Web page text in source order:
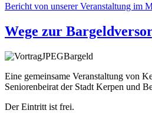
Bericht von unserer Veranstaltung im
Wege zur
Eine gemeinsame Veranstaltung von
Seniorenbeirat der Stadt Kerpen und
Der Eintritt ist frei.